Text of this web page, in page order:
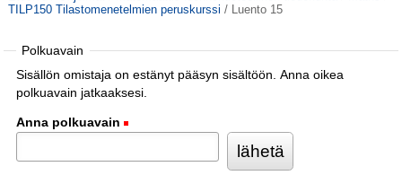
TILP150 Tilastomenetelmien peruskurssi / Luento 15
Polkuavain
Sisällön omistaja on estänyt pääsyn sisältöön. Anna oikea
polkuavain jatkaaksesi.
Anna polkuavain